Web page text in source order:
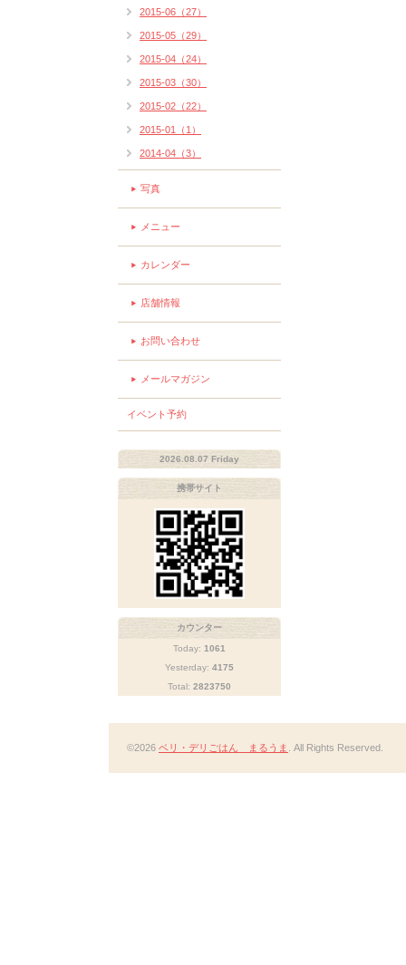
2015-06（27）
2015-05（29）
2015-04（24）
2015-03（30）
2015-02（22）
2015-01（1）
2014-04（3）
写真
メニュー
カレンダー
店舗情報
お問い合わせ
メールマガジン
イベント予約
2026.08.07 Friday
携帯サイト
カウンター
Today: 1061
Yesterday: 4175
Total: 2823750
©2026 ベリ・デリごはん まるうま . All Rights Reserved.